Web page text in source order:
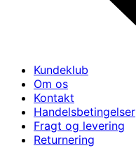
Kundeklub
Om os
Kontakt
Handelsbetingelser
Fragt og levering
Returnering